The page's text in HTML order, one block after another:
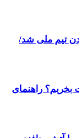
تیم ملی شد/
بخریم؟ راهنمای